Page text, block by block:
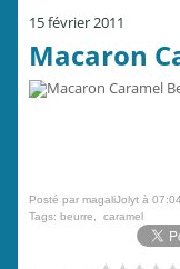
15 février 2011
Macaron
Posté par magaliJolyt à
Tags: beurre caramel